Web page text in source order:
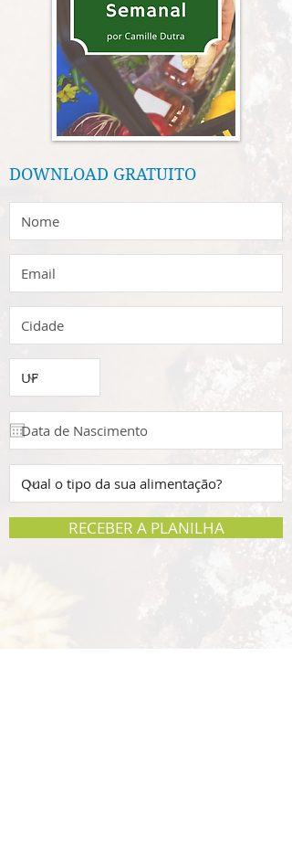
DOWNLOAD GRATUITO
RECEBER A PLANILHA